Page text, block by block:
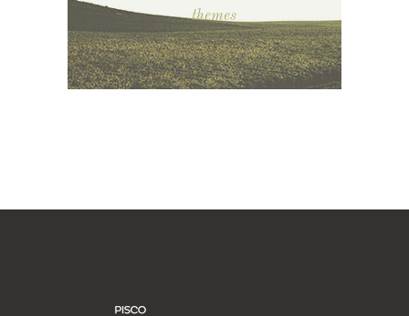
themes